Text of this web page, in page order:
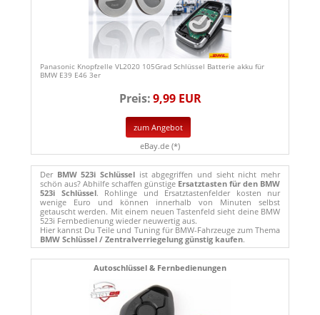
Panasonic Knopfzelle VL2020 105Grad Schlüssel Batterie akku für
BMW E39 E46 3er
Preis:9,99 EUR
zum Angebot
eBay.de (*)
Der BMW 523i Schlüssel ist abgegriffen und sieht nicht mehr
schön aus? Abhilfe schaffen günstige Ersatztasten für den BMW
523i Schlüssel. Rohlinge und Ersatztastenfelder kosten nur
wenige Euro und können innerhalb von Minuten selbst
getauscht werden. Mit einem neuen Tastenfeld sieht deine BMW
523i Fernbedienung wieder neuwertig aus.
Hier kannst Du Teile und Tuning für BMW-Fahrzeuge zum Thema
BMW Schlüssel / Zentralverriegelung günstig kaufen.
Autoschlüssel & Fernbedienungen